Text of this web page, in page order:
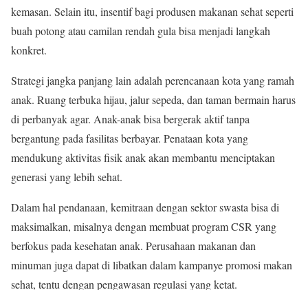
kemasan. Selain itu, insentif bagi produsen makanan sehat seperti
buah potong atau camilan rendah gula bisa menjadi langkah
konkret.
Strategi jangka panjang lain adalah perencanaan kota yang ramah
anak. Ruang terbuka hijau, jalur sepeda, dan taman bermain harus
di perbanyak agar. Anak-anak bisa bergerak aktif tanpa
bergantung pada fasilitas berbayar. Penataan kota yang
mendukung aktivitas fisik anak akan membantu menciptakan
generasi yang lebih sehat.
Dalam hal pendanaan, kemitraan dengan sektor swasta bisa di
maksimalkan, misalnya dengan membuat program CSR yang
berfokus pada kesehatan anak. Perusahaan makanan dan
minuman juga dapat di libatkan dalam kampanye promosi makan
sehat, tentu dengan pengawasan regulasi yang ketat.